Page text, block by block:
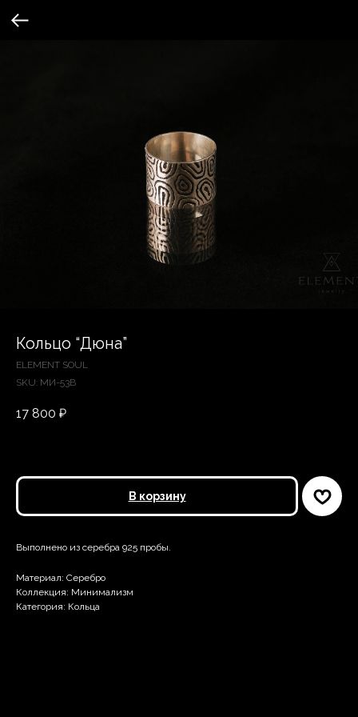
Кольцо “Дюна”
ELEMENT SOUL
SKU: МИ-53В
17 800 ₽
В корзину
Выполнено из серебра 925 пробы.
Материал: Серебро
Коллекция: Минимализм
Категория: Кольца